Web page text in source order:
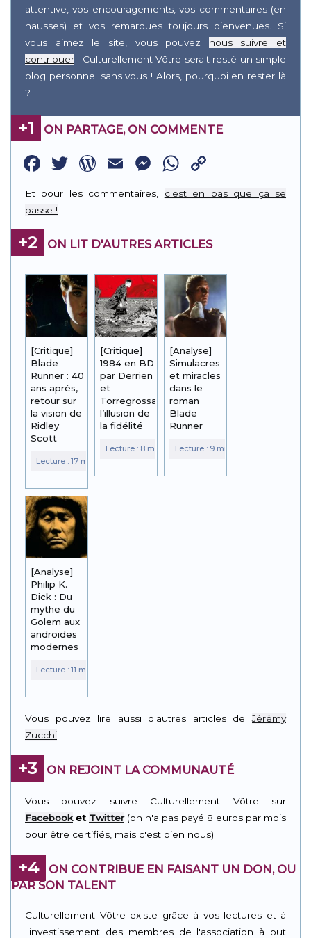
attentive, vos encouragements, vos commentaires (en
hausses) et vos remarques toujours bienvenues. Si
vous aimez le site, vous pouvez nous suivre et
contribuer : Culturellement Vôtre serait resté un simple
blog personnel sans vous ! Alors, pourquoi en rester là
?
+1 ON PARTAGE, ON COMMENTE
Facebook
Twitter
WordPress
EmailMessenger
WhatsApp
Link
Et pour les commentaires, c'est en bas que ça se
passe !
+2 ON LIT D'AUTRES ARTICLES
[Critique]
Blade
Runner : 40
ans après,
retour sur
la vision de
Ridley
Scott
[Critique]
1984 en BD
par Derrien
et
Torregrossa :
l’illusion de
la fidélité
[Analyse]
Simulacres
et miracles
dans le
roman
Blade
Runner
[Analyse]
Philip K.
Dick : Du
mythe du
Golem aux
androïdes
modernes
Vous pouvez lire aussi d'autres articles deJérémy
Zucchi.
+3 ON REJOINT LA COMMUNAUTÉ
Vous pouvez suivre Culturellement Vôtre sur
Facebooket Twitter(on n'a pas payé 8 euros par mois
pour être certifiés, mais c'est bien nous).
+4
ON CONTRIBUE EN FAISANT UN DON, OU
PAR SON TALENT
Culturellement Vôtre existe grâce à vos lectures et à
l'investissement des membres de l'association à but